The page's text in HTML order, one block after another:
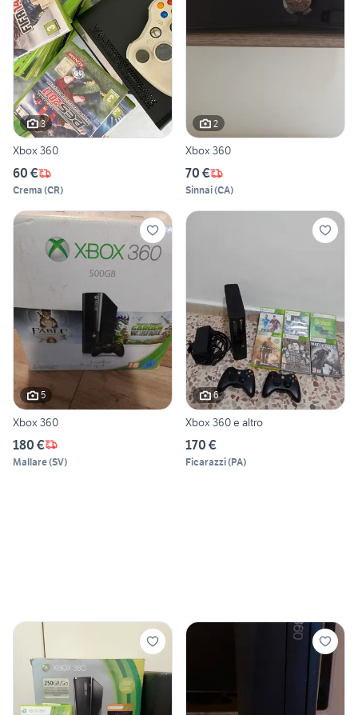
3
Xbox 360
60 €
Crema (CR)
2
Xbox 360
70 €
Sinnai(CA)
5
Xbox 360
180 €
Mallare(SV)
6
Xbox 360 e altro
170 €
Ficarazzi(PA)